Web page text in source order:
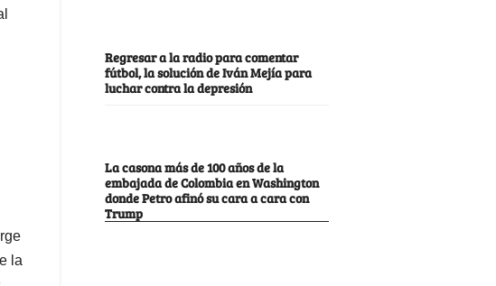
la
Regresar a la radio para comentar
fútbol, la solución de Iván Mejía para
luchar contra la depresión
La casona más de 100 años de la
embajada de Colombia en Washington
donde Petro afinó su cara a cara con
Trump